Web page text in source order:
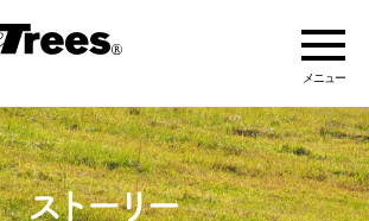
メニュー
more treesについて